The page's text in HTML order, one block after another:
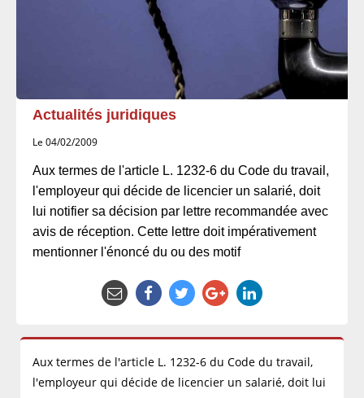
Actualités juridiques
Le 04/02/2009
Aux termes de l'article L. 1232-6 du Code du travail,
l'employeur qui décide de licencier un salarié, doit
lui notifier sa décision par lettre recommandée avec
avis de réception. Cette lettre doit impérativement
mentionner l'énoncé du ou des motif
Aux termes de l'article L. 1232-6 du Code du travail,
l'employeur qui décide de licencier un salarié, doit lui